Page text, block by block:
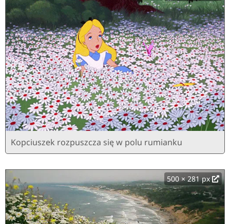
Kopciuszek rozpuszcza się w polu rumianku
500 × 281 px